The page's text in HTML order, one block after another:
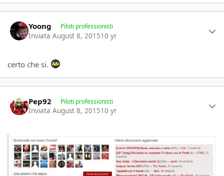
Yoong Piloti professionisti
Inviata August 8, 201510 yr
certo che si.
Pep92 Piloti professionisti
Inviata August 8, 201510 yr